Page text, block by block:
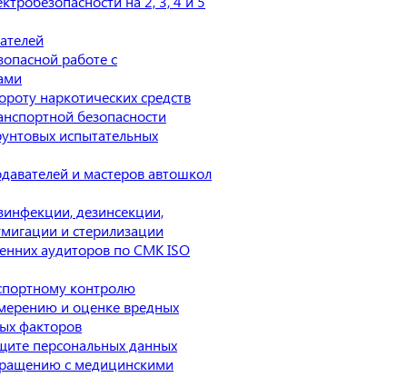
работе с
наркотических средств
безопасности
испытательных
и мастеров автошкол
дезинсекции,
и стерилизации
аудиторов по СМК ISO
контролю
и оценке вредных
факторов
персональных данных
с медицинскими